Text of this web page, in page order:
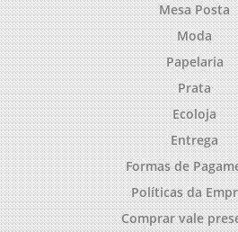
Mesa Posta
Moda
Papelaria
Prata
Ecoloja
Entrega
Formas de
Políticas da
Comprar vale